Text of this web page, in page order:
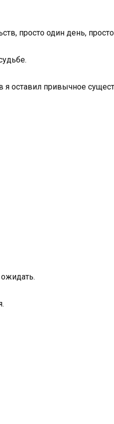
просто один день,
оставил привычное